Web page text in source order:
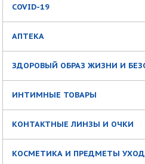
COVID-19
АПТЕКА
ЗДОРОВЫЙ ОБРАЗ ЖИЗНИ И
ИНТИМНЫЕ ТОВАРЫ
КОНТАКТНЫЕ ЛИНЗЫ И ОЧКИ
КОСМЕТИКА И ПРЕДМЕТЫ